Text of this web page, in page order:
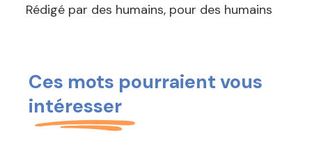
Rédigé par des humains, pour des humains
Ces mots pourraient vous
intéresser